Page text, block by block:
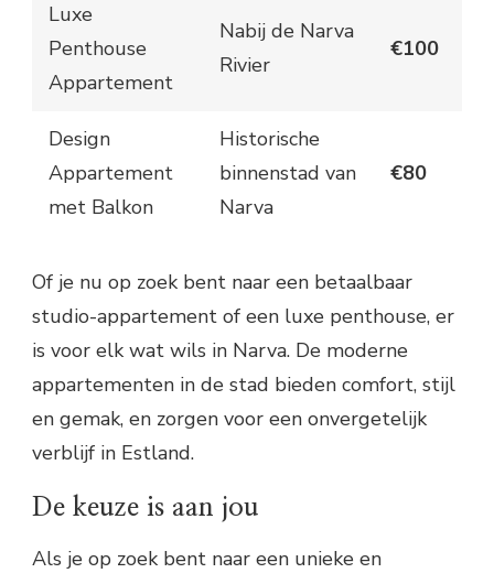
Luxe
Penthouse
Appartement
Nabij de Narva
Rivier
€100
Design
Appartement
met Balkon
Historische
binnenstad van
Narva
€80
Of je nu op zoek bent naar een betaalbaar
studio-appartement of een luxe penthouse, er
is voor elk wat wils in Narva. De moderne
appartementen in de stad bieden comfort, stijl
en gemak, en zorgen voor een onvergetelijk
verblijf in Estland.
De keuze is aan jou
Als je op zoek bent naar een unieke en